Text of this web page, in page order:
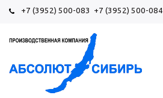
+7 (3952) 500-083 +7 (3952) 500-084